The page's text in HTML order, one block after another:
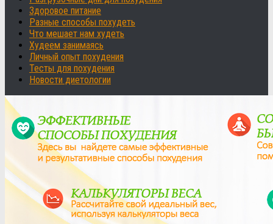
Здоровое питание
Разные способы похудеть
Что мешает нам худеть
Худеем занимаясь
Личный опыт похудения
Тесты для похудения
Новости диетологии